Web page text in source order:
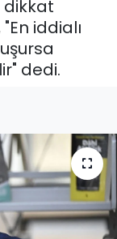
dikkat
iddialı
dedi.